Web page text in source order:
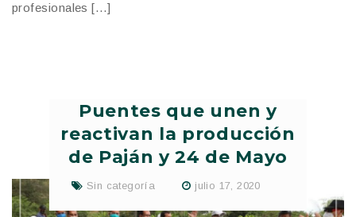
profesionales […]
Puentes que unen y
reactivan la producción
de Paján y 24 de Mayo
Sin categoría julio 17, 2020